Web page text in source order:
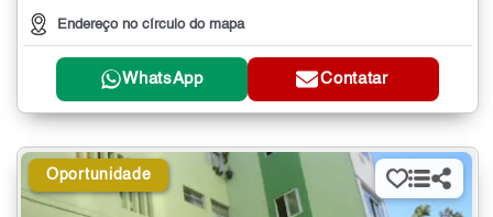
Endereço no círculo do mapa
WhatsApp Contatar
Oportunidade